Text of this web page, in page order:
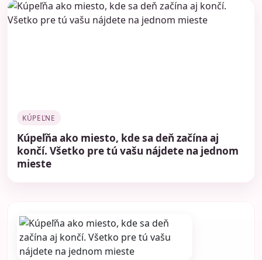
KÚPEĽNE
Kúpeľňa ako miesto, kde sa deň začína aj
končí. Všetko pre tú vašu nájdete na jednom
mieste